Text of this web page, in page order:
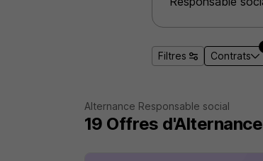
Filtres Contrats
Alternance Responsable social
19 Offres d'Alternance